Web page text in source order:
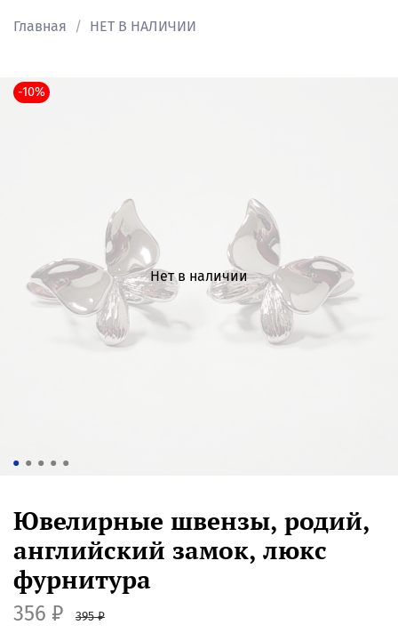
Главная НЕТ В НАЛИЧИИ
Нет в наличии
-10%
Ювелирные швензы, родий,
английский замок, люкс
фурнитура
356 ₽ 395 ₽